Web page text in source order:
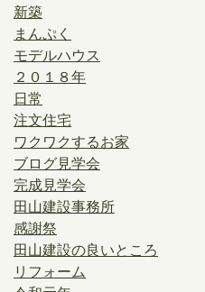
新築
まんぷく
モデルハウス
２０１８年
日常
注文住宅
ワクワクするお家
ブログ見学会
完成見学会
田山建設事務所
感謝祭
田山建設の良いところ
リフォーム